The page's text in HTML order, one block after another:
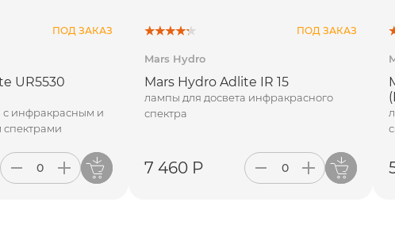
ПОД ЗАКАЗ
UR5530
с инфракрасным и
спектрами
ПОД ЗАКАЗ
Mars Hydro
Mars Hydro Adlite IR 15
лампы для досвета инфракрасного
спектра
7 460 Р